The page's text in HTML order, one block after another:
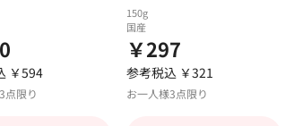
￥594
点限り
150g
国産
￥297
参考税込 ￥321
お一人様3点限り